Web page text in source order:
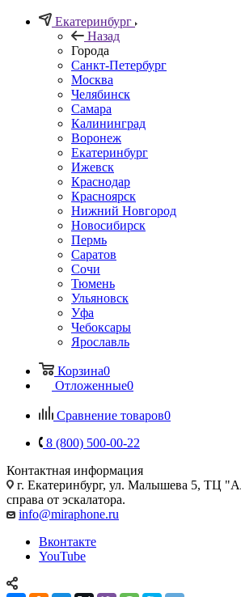
Екатеринбург
Назад
Города
Санкт-Петербург
Москва
Челябинск
Самара
Калининград
Воронеж
Екатеринбург
Ижевск
Краснодар
Красноярск
Нижний Новгород
Новосибирск
Пермь
Саратов
Сочи
Тюмень
Ульяновск
Уфа
Чебоксары
Ярославль
Корзина0
Отложенные0
Сравнение товаров0
8 (800) 500-00-22
Контактная информация
г. Екатеринбург, ул. Малышева 5, ТЦ
справа от эскалатора.
info@miraphone.ru
Вконтакте
YouTube